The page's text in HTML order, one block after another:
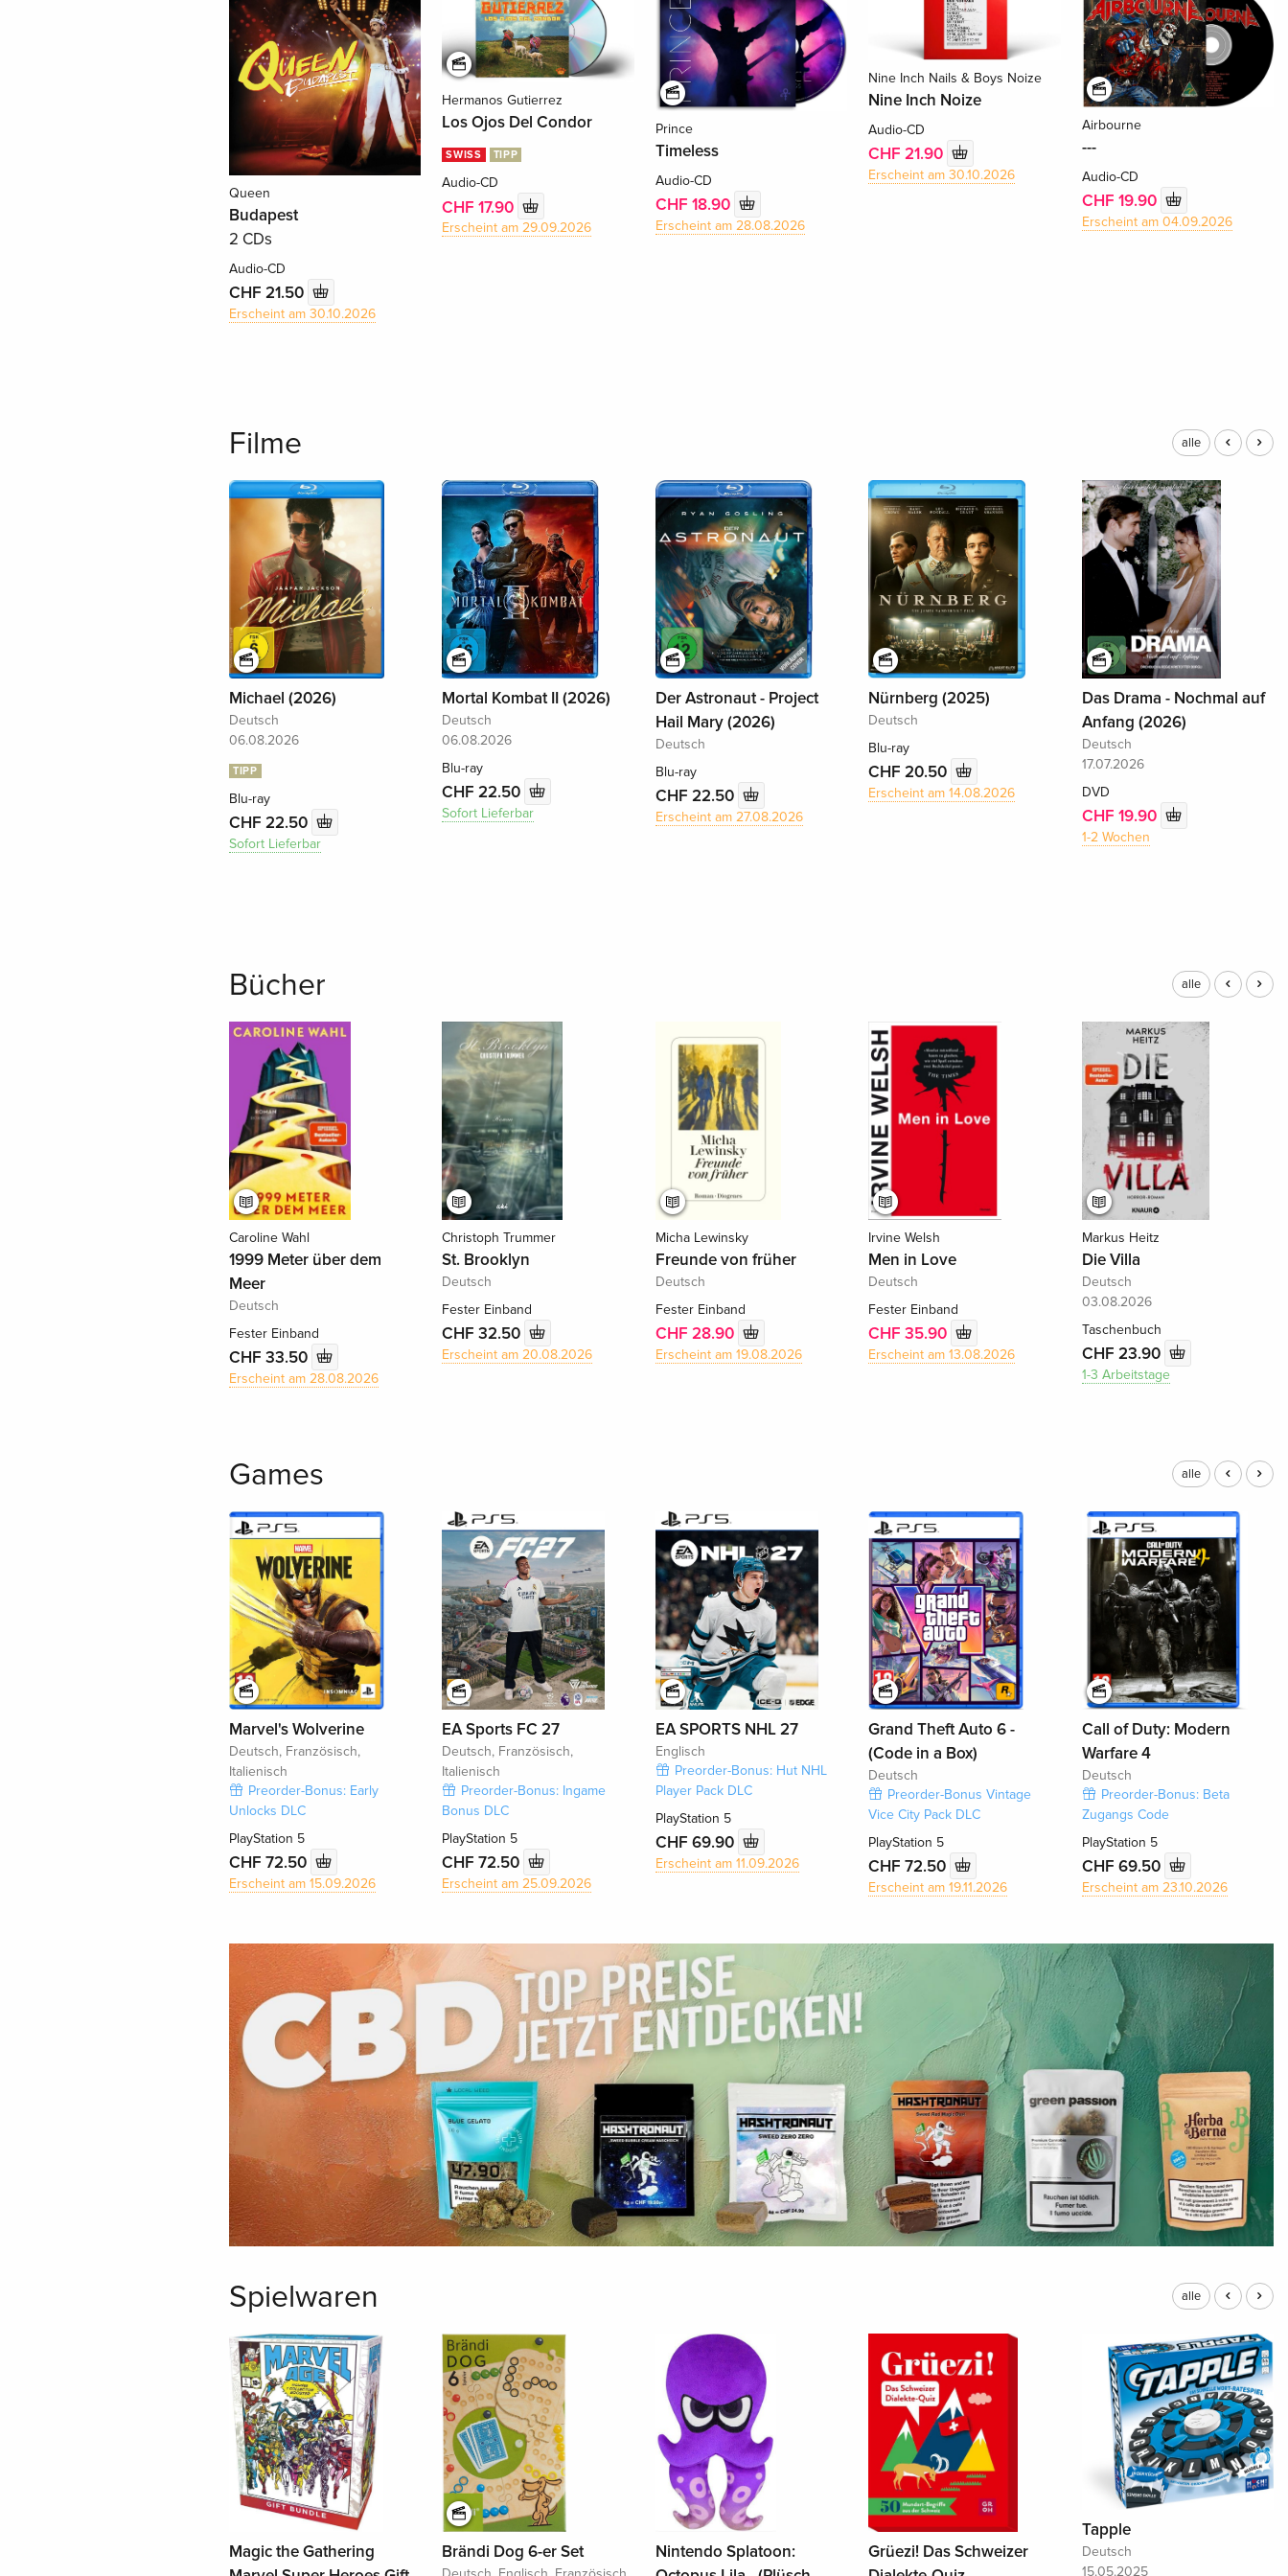
Queen
Budapest
2 CDs
Audio-CD
CHF 21.50
Erscheint am 30.10.2026
Hermanos Gutierrez
Los Ojos Del Condor
SWISS TIPP
Audio-CD
CHF 17.90
Erscheint am 29.09.2026
Prince
Timeless
Audio-CD
CHF 18.90
Erscheint am 28.08.2026
Nine Inch Nails & Boys Noize
Nine Inch Noize
Audio-CD
CHF 21.90
Erscheint am 30.10.2026
Airbourne
---
Audio-CD
CHF 19.90
Erscheint am 04.09.2026
Filme alle
Michael (2026)
Deutsch
06.08.2026
TIPP
Blu-ray
CHF 22.50
Sofort Lieferbar
Mortal Kombat II (2026)
Deutsch
06.08.2026
Blu-ray
CHF 22.50
Sofort Lieferbar
Der Astronaut - Project
Hail Mary (2026)
Deutsch
Blu-ray
CHF 22.50
Erscheint am 27.08.2026
Nürnberg (2025)
Deutsch
Blu-ray
CHF 20.50
Erscheint am 14.08.2026
Das Drama - Nochmal auf
Anfang (2026)
Deutsch
17.07.2026
DVD
CHF 19.90
1-2 Wochen
Bücher alle
Caroline Wahl
1999 Meter über dem
Meer
Deutsch
Fester Einband
CHF 33.50
Erscheint am 28.08.2026
Christoph Trummer
St. Brooklyn
Deutsch
Fester Einband
CHF 32.50
Erscheint am 20.08.2026
Micha Lewinsky
Freunde von früher
Deutsch
Fester Einband
CHF 28.90
Erscheint am 19.08.2026
Irvine Welsh
Men in Love
Deutsch
Fester Einband
CHF 35.90
Erscheint am 13.08.2026
Markus Heitz
Die Villa
Deutsch
03.08.2026
Taschenbuch
CHF 23.90
1-3 Arbeitstage
Games alle
Marvel's Wolverine
Deutsch, Französisch,
Italienisch
Preorder-Bonus: Early
Unlocks DLC
PlayStation 5
CHF 72.50
Erscheint am 15.09.2026
EA Sports FC 27
Deutsch, Französisch,
Italienisch
Preorder-Bonus: Ingame
Bonus DLC
PlayStation 5
CHF 72.50
Erscheint am 25.09.2026
EA SPORTS NHL 27
Englisch
Preorder-Bonus: Hut NHL
Player Pack DLC
PlayStation 5
CHF 69.90
Erscheint am 11.09.2026
Grand Theft Auto 6 -
(Code in a Box)
Deutsch
Preorder-Bonus Vintage
Vice City Pack DLC
PlayStation 5
CHF 72.50
Erscheint am 19.11.2026
Call of Duty: Modern
Warfare 4
Deutsch
Preorder-Bonus: Beta
Zugangs Code
PlayStation 5
CHF 69.50
Erscheint am 23.10.2026
Spielwaren alle
Magic the Gathering
Brändi Dog 6-er Set
Nintendo Splatoon:
Grüezi! Das Schweizer
Tapple
Deutsch
15.05.2025